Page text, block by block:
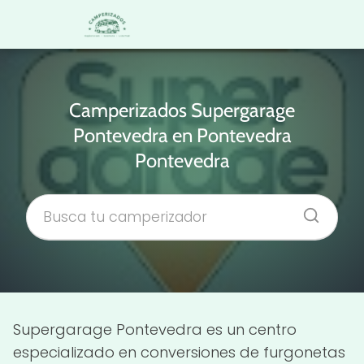
Camperizados Supergarage
Pontevedra en Pontevedra
Pontevedra
Supergarage Pontevedra es un centro
especializado en conversiones de furgonetas